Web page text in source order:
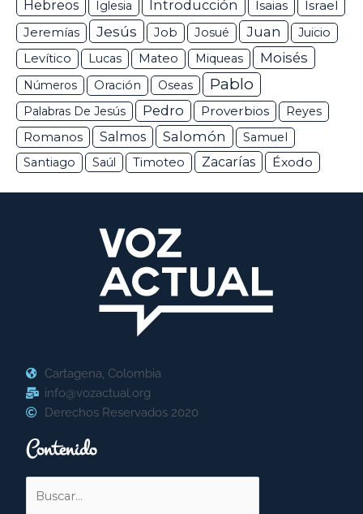
Hebreos
Iglesia Introducción Isaias Israel
Jeremías Jesús Job Josué Juan
Juicio
Levítico
Lucas Mateo Miqueas Moisés
Números Oración Oseas Pablo
Palabras De Jesús Pedro Proverbios Reyes
Romanos Salmos Salomón
Samuel
Santiago
Saúl Timoteo Zacarías Éxodo
Cartagena, Colombia
info@vozactual.org
Derechos Reservados 2020
Contenido
por: